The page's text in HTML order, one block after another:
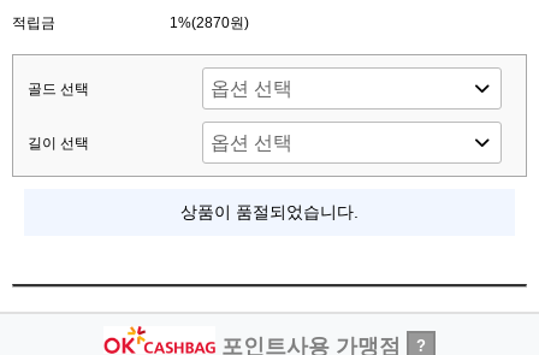
적립금 1%(2870원)
골드 선택
길이 선택
상품이 품절되었습니다.
포인트사용 가맹점 ?